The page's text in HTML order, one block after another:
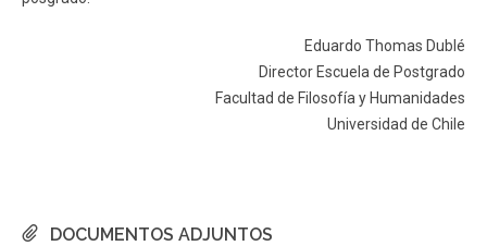
DOCUMENTOS ADJUNTOS
Eduardo Thomas Dublé
Director Escuela de Postgrado
Facultad de Filosofía y Humanidades
Universidad de Chile